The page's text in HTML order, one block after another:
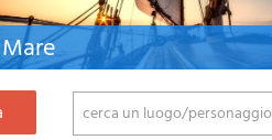
Mare
Manuali nautici, cartografia nautica, libri e
letteratura per la barca a vela e motore
cerca un luogo/personaggio